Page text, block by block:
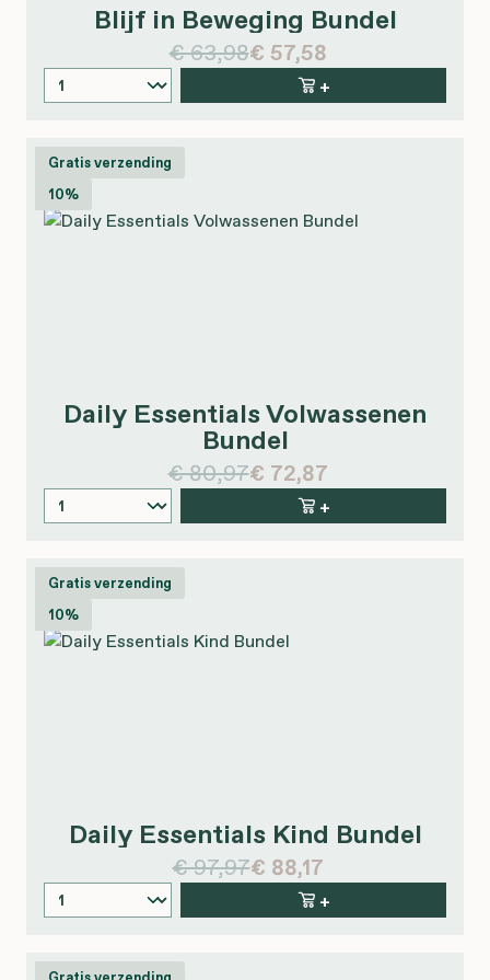
Blijf in Beweging Bundel
€ 63,98€ 57,58
+
Gratis verzending
10%
Daily Essentials Volwassenen
Bundel
€ 80,97€ 72,87
+
Gratis verzending
10%
Daily Essentials Kind Bundel
€ 97,97€ 88,17
+